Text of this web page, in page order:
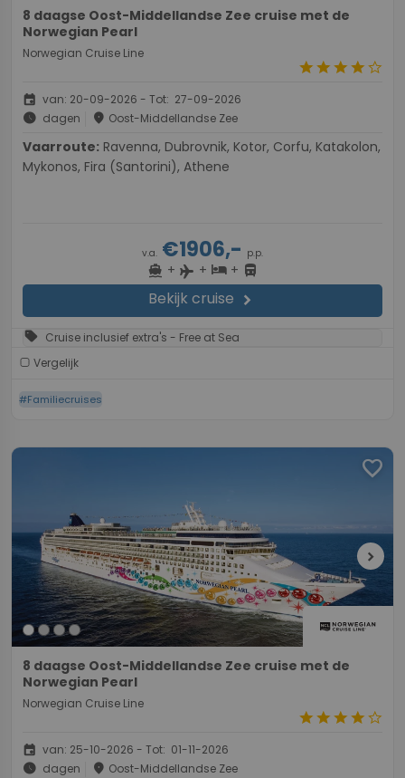
8 daagse Oost-Middellandse Zee cruise met de
Norwegian Pearl
Norwegian Cruise Line
starstarstarstarstar_border
event van: 20-09-2026 - Tot: 27-09-2026
schedule dagen place Oost-Middellandse Zee
Vaarroute:
Mykonos, Fira (Santorini), Athene
v.a. €1906,- p.p.
directions_boat + flight + hotel+ directions_bus
Bekijk cruise chevron_right
sell Cruise inclusief extra's - Free at Sea
Vergelijk
#Familiecruises
favorite
chevron_right
8 daagse Oost-Middellandse Zee cruise met de
Norwegian Pearl
Norwegian Cruise Line
starstarstarstarstar_border
event van: 25-10-2026 - Tot: 01-11-2026
schedule dagen place Oost-Middellandse Zee